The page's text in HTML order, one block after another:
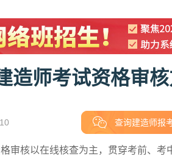
造师考试资格审
查询建造师报
审核以在线核查为主，贯穿考前、